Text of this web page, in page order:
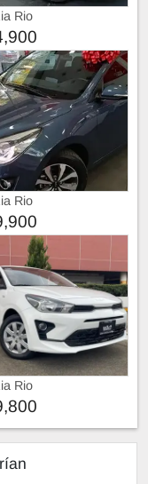
Rio
Rio
Rio